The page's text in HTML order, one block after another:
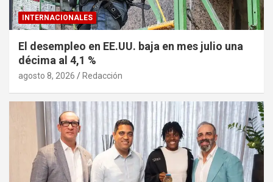
INTERNACIONALES
El desempleo en EE.UU. baja en mes julio una
décima al 4,1 %
agosto 8, 2026 Redacción